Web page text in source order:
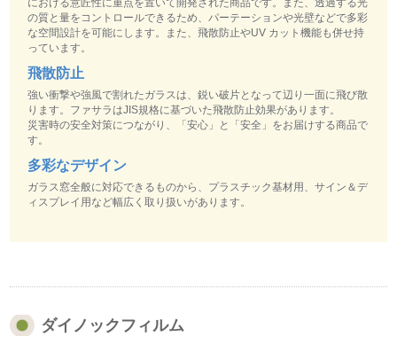
における意匠性に重点を置いて開発された商品です。また、透過する光
の質と量をコントロールできるため、パーテーションや光壁などで多彩
な空間設計を可能にします。また、飛散防止やUV カット機能も併せ持
っています。
飛散防止
強い衝撃や強風で割れたガラスは、鋭い破片となって辺り一面に飛び散
ります。ファサラはJIS規格に基づいた飛散防止効果があります。
災害時の安全対策につながり、「安心」と「安全」をお届けする商品で
す。
多彩なデザイン
ガラス窓全般に対応できるものから、プラスチック基材用、サイン＆デ
ィスプレイ用など幅広く取り扱いがあります。
ダイノックフィルム